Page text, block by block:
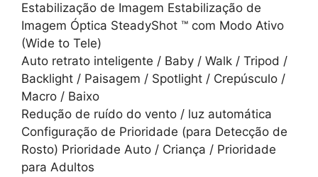
Estabilização de Imagem Estabilização de
Imagem Óptica SteadyShot ™ com Modo Ativo
(Wide to Tele)
Auto retrato inteligente / Baby / Walk / Tripod /
Backlight / Paisagem / Spotlight / Crepúsculo /
Macro / Baixo
Redução de ruído do vento / luz automática
Configuração de Prioridade (para Detecção de
Rosto) Prioridade Auto / Criança / Prioridade
para Adultos